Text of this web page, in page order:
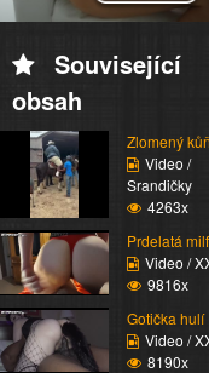
Související
obsah
Zlomený kůň
Video /
Srandičky
4263x
Video /
9816x
Gotička hulí
Video /
8190x